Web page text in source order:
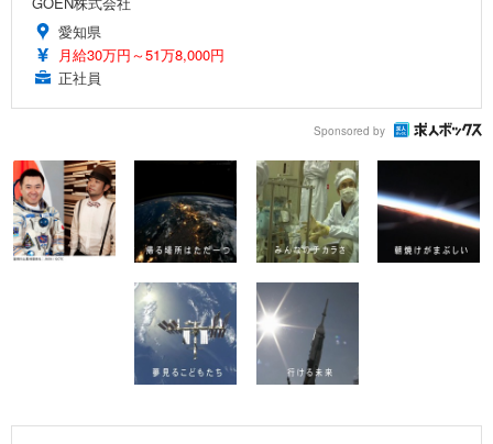
愛知県
月給30万円～51万8,000円
正社員
Sponsored by